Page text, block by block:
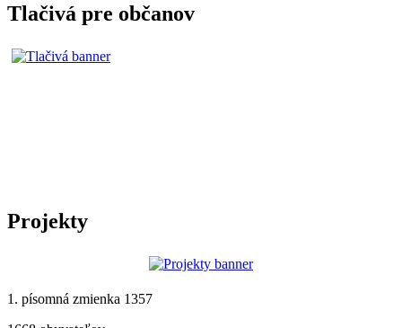
Tlačivá pre občanov
Projekty
1. písomná zmienka 1357